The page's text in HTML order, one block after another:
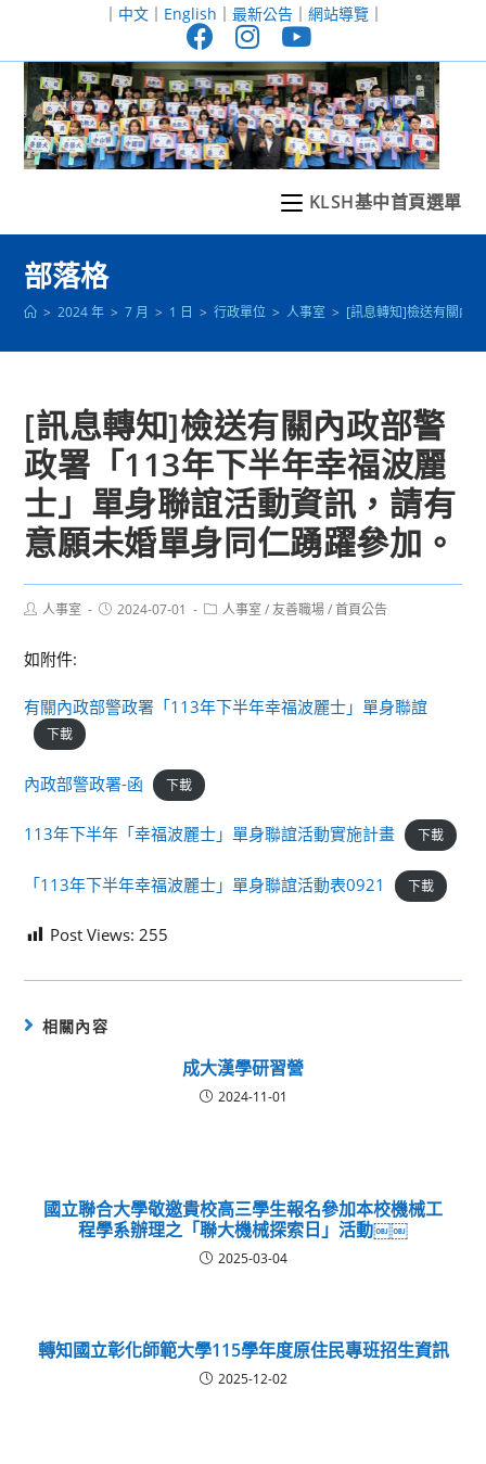
至
｜ 中文｜ English ｜ 最新公告｜ 網站導覽｜
KLSH基中首頁選單
部落格
> 2024 年 > 7 月 > 1 日 > 行政單位 > 人事室 > [訊息轉知]檢送有關內
[訊息轉知]檢送有關內政部警
政署「113年下半年幸福波麗
士」單身聯誼活動資訊，請有
意願未婚單身同仁踴躍參加。
Post人事室
Post2024-07-01
Post人事室 / 友善職場 / 首頁公告
如附件:
有關內政部警政署「113年下半年幸福波麗士」單身聯誼
下載
內政部警政署-函 下載
113年下半年「幸福波麗士」單身聯誼活動實施計畫 下載
「113年下半年幸福波麗士」單身聯誼活動表0921 下載
Post Views: 255
相關內容
成大漢學研習營
2024-11-01
國立聯合大學敬邀貴校高三學生報名參加本校機械工
程學系辦理之「聯大機械探索日」活動￼￼
2025-03-04
轉知國立彰化師範大學115學年度原住民專班招生資訊
2025-12-02